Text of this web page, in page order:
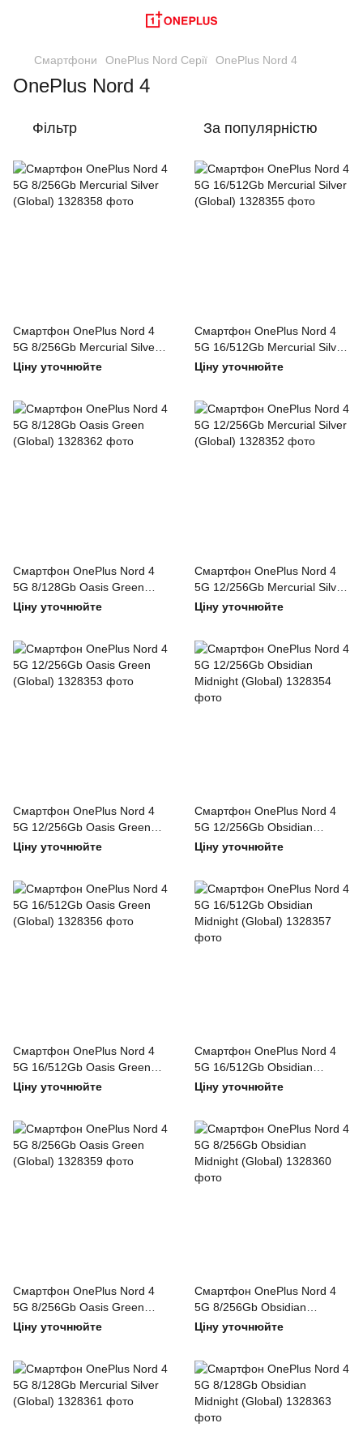
Смартфони OnePlus Nord Серії OnePlus Nord 4
OnePlus Nord 4
Фільтр За популярністю
Смартфон OnePlus Nord 4
5G 8/256Gb Mercurial Silver
(Global)
Ціну уточнюйте
Смартфон OnePlus Nord 4
5G 16/512Gb Mercurial Silver
(Global)
Ціну уточнюйте
Смартфон OnePlus Nord 4
5G 8/128Gb Oasis Green
(Global)
Ціну уточнюйте
Смартфон OnePlus Nord 4
5G 12/256Gb Mercurial Silver
(Global)
Ціну уточнюйте
Смартфон OnePlus Nord 4
5G 12/256Gb Oasis Green
(Global)
Ціну уточнюйте
Смартфон OnePlus Nord 4
5G 12/256Gb Obsidian
Midnight (Global)
Ціну уточнюйте
Смартфон OnePlus Nord 4
5G 16/512Gb Oasis Green
(Global)
Ціну уточнюйте
Смартфон OnePlus Nord 4
5G 16/512Gb Obsidian
Midnight (Global)
Ціну уточнюйте
Смартфон OnePlus Nord 4
5G 8/256Gb Oasis Green
(Global)
Ціну уточнюйте
Смартфон OnePlus Nord 4
5G 8/256Gb Obsidian
Midnight (Global)
Ціну уточнюйте